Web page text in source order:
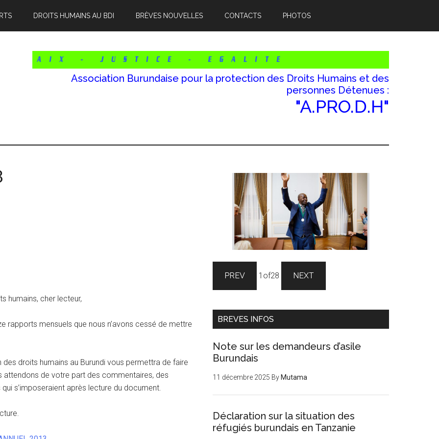
DROITS HUMAINS AU BDI BRÈVES NOUVELLES CONTACTS PHOTOS
Association Burundaise pour la protection des Droits Humains et des
personnes Détenues :
"A.PRO.D.H"
humains, cher lecteur,
rapports mensuels que nous n’avons cessé de mettre
des droits humains au Burundi vous permettra de faire
de votre part des commentaires, des
s’imposeraient après lecture du document.
Barre
latérale
principale
PREV 1 of28 NEXT
BREVES INFOS
Note sur les demandeurs d’asile
Burundais
11 décembre 2025 By Mutama
Déclaration sur la situation des
réfugiés burundais en Tanzanie